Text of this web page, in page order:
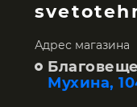
Адрес магазина
Мухина,